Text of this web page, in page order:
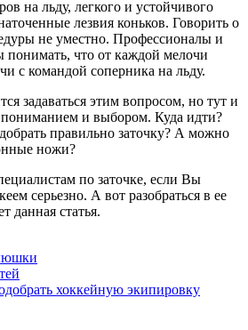
на льду, легкого и устойчивого
лезвия коньков. Говорить о
не уместно. Профессионалы и
что от каждой мелочи
с командой соперника на льду.
задаваться этим вопросом, но тут и
и выбором. Куда идти?
правильно заточку? А можно
ножи?
по заточке, если Вы
серьезно. А вот разобраться в ее
данная статья.
хоккейную экипировку